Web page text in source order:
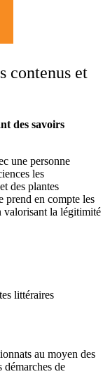
contenus et
des savoirs
une personne
les
des plantes
prend en compte les
valorisant la légitimité
littéraires
au moyen des
démarches de